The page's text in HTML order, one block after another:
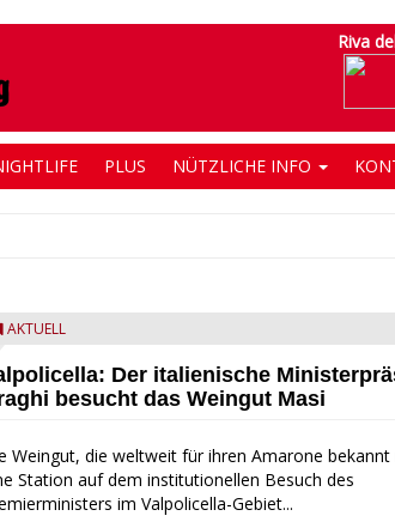
PLUS NÜTZLICHE INFO
AKTUELL
Der italienische
besucht das Weingut Masi
Weingut, die weltweit für ihren Amarone
Station auf dem institutionellen Besuch des
im Valpolicella-Gebiet...